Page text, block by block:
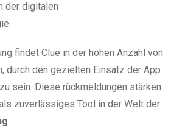
der digitalen
findet Clue in der hohen Anzahl von
durch den gezielten Einsatz der App
sein. Diese rückmeldungen stärken
zuverlässiges Tool in der Welt der
.